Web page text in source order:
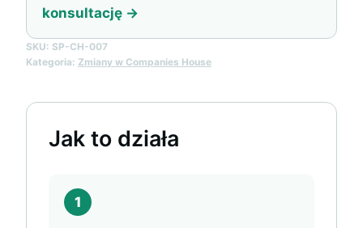
konsultację →
SKU: SP-CH-007
Kategoria: Zmiany w Companies House
Jak to działa
1